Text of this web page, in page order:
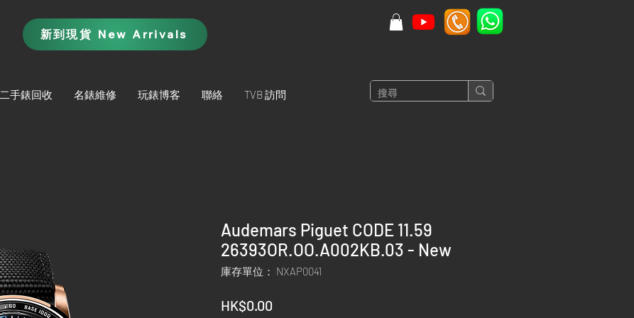
新到現貨 New Arrivals
二手錶回收 名錶維修 玩錶博客 聯絡 TVB 訪問
Audemars Piguet CODE 11.59
26393OR.OO.A002KB.03 - New
庫存單位： NXAP0041
HK$0.00